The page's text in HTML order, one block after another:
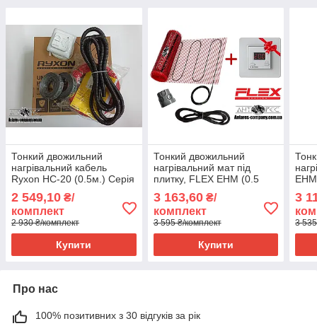
Тонкий двожильний
нагрівальний кабель
Ryxon HC-20 (0.5м.) Серія
2 549,10 ₴/
комплект
2 930 ₴/комплект
Купити
Тонкий двожильний
нагрівальний мат під
плитку, FLEX EHM (0.5
SТ
3 163,60₴/
комплект
3 595 ₴/комплект
Купити
3
3
Про нас
100% позитивних з 30 відгуків за рік